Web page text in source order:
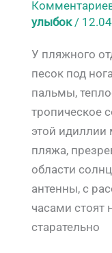
улыбок/
У пляжного
песок под
пальмы,
тропическое
этой идиллии
пляжа,
области
антенны, с
часами стоят
старательно